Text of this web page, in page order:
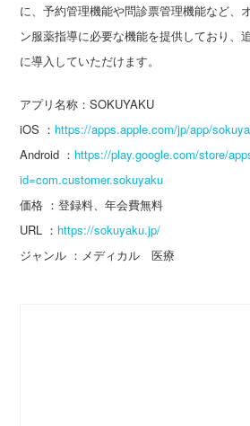
に、予約管理機能や問診票管理機能など、
ン服薬指導に必要な機能を提供しており、
に導入していただけます。
アプリ名称：SOKUYAKU
iOS ： https://apps.apple.com/jp/app/
Android ： https://play.google.com/store/
id=com.customer.sokuyaku
価格 ：登録料、年会費無料
URL ： https://sokuyaku.jp/
ジャンル ：メディカル 医療